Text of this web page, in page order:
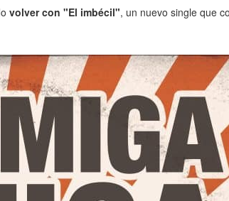
volver con "El imbécil", un nuevo single que